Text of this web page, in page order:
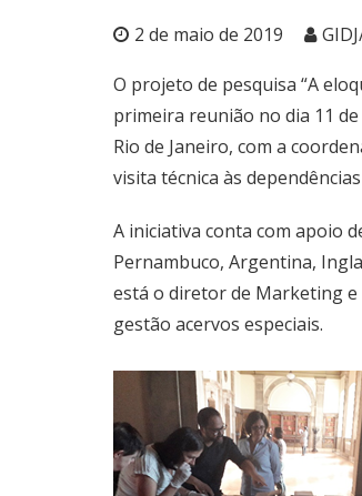
2 de maio de 2019
O projeto de pesquisa “A
primeira reunião no dia 11
Rio de Janeiro, com a
visita técnica às
A iniciativa conta com apoio
Pernambuco, Argentina,
está o diretor de Marketing e
gestão acervos especiais.